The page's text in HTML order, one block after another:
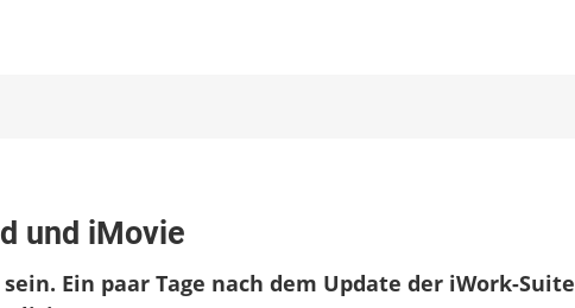
und iMovie
Ein paar Tage nach dem Update der iWork-Suite